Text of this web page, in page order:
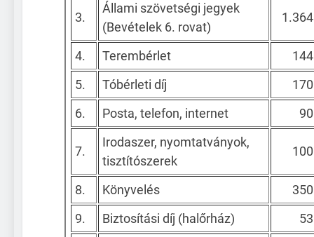
3.
Állami szövetségi jegyek
(Bevételek 6. rovat)
4. Terembérlet
5.
Tóbérleti díj
6.
Posta, telefon, internet
7.
Irodaszer, nyomtatványok,
tisztítószerek
8. Könyvelés
9.
Biztosítási díj (halőrház)